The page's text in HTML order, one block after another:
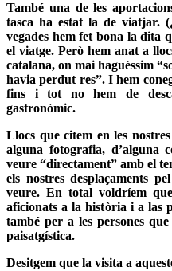
També una de les
tasca ha estat la de viatjar.
vegades hem fet bona la dita
el viatge. Però hem anat a
catalana, on mai haguéssim
havia perdut res”. I hem
fins i tot no hem de
gastronòmic.
Llocs que citem en les
alguna fotografia, d’alguna
veure “directament” amb el
els nostres desplaçaments
veure. En total voldríem
aficionats a la història i a las
també per a les persones
paisatgística.
Desitgem que la visita a